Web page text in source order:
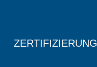
ZERTIFIZIERUNG